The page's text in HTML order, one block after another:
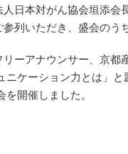
日本対がん協会垣添会
列いただき、盛会のう
ーアナウンサー、京
ケーション力とは」と
開催しました。